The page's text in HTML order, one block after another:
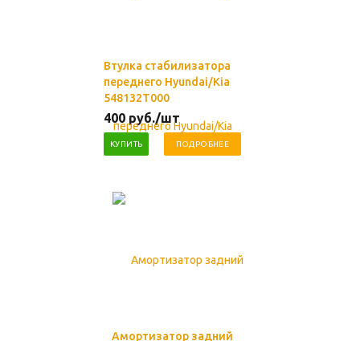
Втулка стабилизатора
переднего Hyundai/Kia
548132T000
400 руб./шт
КУПИТЬ ПОДРОБНЕЕ
Амортизатор задний